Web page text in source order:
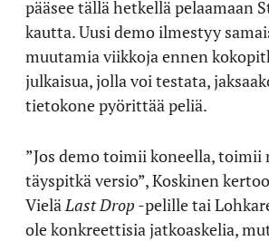
pääsee tällä hetkellä pelaamaan
kautta. Uusi demo ilmestyy
muutamia viikkoja ennen
julkaisua, jolla voi testata,
tietokone pyörittää peliä.
”Jos demo toimii koneella, toimii
täyspitkä versio”, Koskinen
VieläLast Drop-pelille tai
ole konkreettisia jatkoaskelia,